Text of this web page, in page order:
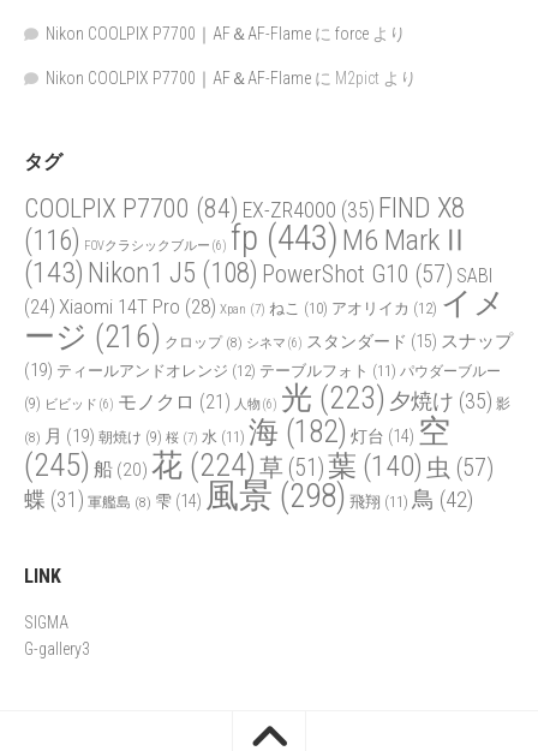
Nikon COOLPIX P7700｜AF＆AF-Flame に force より
Nikon COOLPIX P7700｜AF＆AF-Flame に M2pict より
タグ
COOLPIX P7700 (84) EX-ZR4000 (35) FIND X8
(116) FOVクラシックブルー (6) fp (443) M6 MarkⅡ
(143) Nikon1 J5 (108) PowerShot G10 (57) SABI
(24) Xiaomi 14T Pro (28) Xpan (7) ねこ (10) アオリイカ (12) イメ
ージ (216) クロップ(8) シネマ (6) スタンダード (15) スナップ
(19) ティールアンドオレンジ (12) テーブルフォト (11) パウダーブルー
(9) ビビッド (6) モノクロ (21) 人物 (6) 光 (223) 夕焼け (35) 影
(8) 月 (19) 朝焼け (9) 桜 (7) 水 (11) 海 (182) 灯台 (14) 空
(245) 船 (20) 花 (224) 草 (51)葉 (140) 虫 (57)
蝶 (31) 軍艦島 (8) 雫 (14) 風景 (298) 飛翔 (11) 鳥 (42)
LINK
SIGMA
G-gallery3